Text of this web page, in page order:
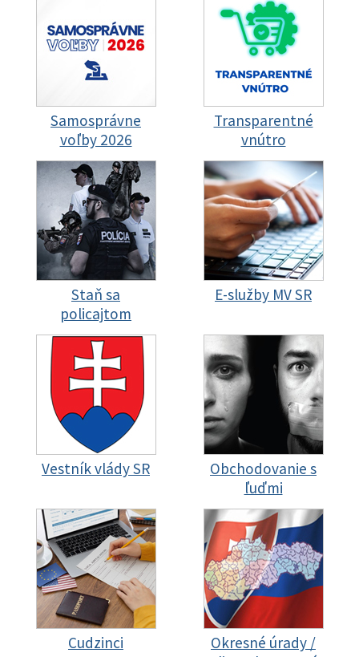
Samosprávne
voľby 2026
Transparentné
vnútro
Staň sa
policajtom
E-služby MV SR
Vestník vlády SR
Obchodovanie s
ľuďmi
Cudzinci
Okresné úrady /